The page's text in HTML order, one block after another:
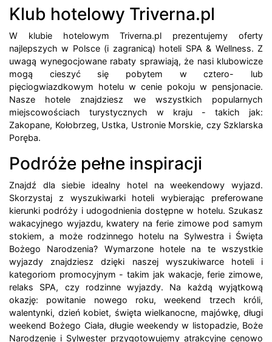
Klub hotelowy Triverna.pl
W klubie hotelowym Triverna.pl prezentujemy oferty
najlepszych w Polsce (i zagranicą) hoteli SPA & Wellness. Z
uwagą wynegocjowane rabaty sprawiają, że nasi klubowicze
mogą cieszyć się pobytem w cztero- lub
pięciogwiazdkowym hotelu w cenie pokoju w pensjonacie.
Nasze hotele znajdziesz we wszystkich popularnych
miejscowościach turystycznych w kraju - takich jak:
Zakopane, Kołobrzeg, Ustka, Ustronie Morskie, czy Szklarska
Poręba.
Podróże pełne inspiracji
Znajdź dla siebie idealny hotel na weekendowy wyjazd.
Skorzystaj z wyszukiwarki hoteli wybierając preferowane
kierunki podróży i udogodnienia dostępne w hotelu. Szukasz
wakacyjnego wyjazdu, kwatery na ferie zimowe pod samym
stokiem, a może rodzinnego hotelu na Sylwestra i Święta
Bożego Narodzenia? Wymarzone hotele na te wszystkie
wyjazdy znajdziesz dzięki naszej wyszukiwarce hoteli i
kategoriom promocyjnym - takim jak wakacje, ferie zimowe,
relaks SPA, czy rodzinne wyjazdy. Na każdą wyjątkową
okazję: powitanie nowego roku, weekend trzech króli,
walentynki, dzień kobiet, święta wielkanocne, majówkę, długi
weekend Bożego Ciała, długie weekendy w listopadzie, Boże
Narodzenie i Sylwester przygotowujemy atrakcyjne cenowo